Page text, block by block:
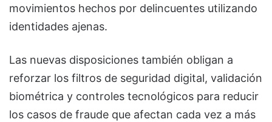
movimientos hechos por delincuentes utilizando
identidades ajenas.
Las nuevas disposiciones también obligan a
reforzar los filtros de seguridad digital, validación
biométrica y controles tecnológicos para reducir
los casos de fraude que afectan cada vez a más